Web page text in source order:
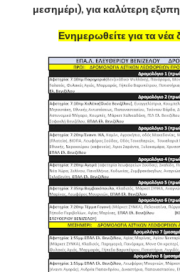
μεσημέρι), για καλύτερη
Ενημερωθείτε για τα